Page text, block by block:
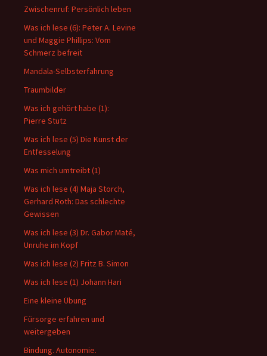
Zwischenruf: Persönlich leben
Was ich lese (6): Peter A. Levine
und Maggie Phillips: Vom
Schmerz befreit
Mandala-Selbsterfahrung
Traumbilder
Was ich gehört habe (1):
Pierre Stutz
Was ich lese (5) Die Kunst der
Entfesselung
Was mich umtreibt (1)
Was ich lese (4) Maja Storch,
Gerhard Roth: Das schlechte
Gewissen
Was ich lese (3) Dr. Gabor Maté,
Unruhe im Kopf
Was ich lese (2) Fritz B. Simon
Was ich lese (1) Johann Hari
Eine kleine Übung
Fürsorge erfahren und
weitergeben
Bindung. Autonomie.